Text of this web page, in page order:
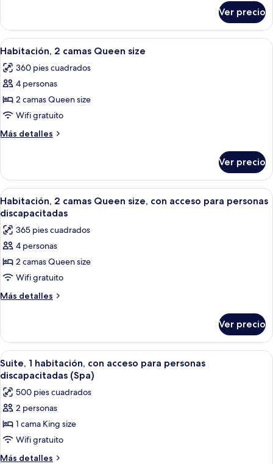
Queen
size
Premium,
camas
size
Ver precio
Abrir
todas
las
fotos
de
Habitación,
2
camas
size
Habitación de hotel con dos camas,
11
Habitación, 2 camas Queen size
360 pies cuadrados
4 personas
2 camas Queen size
Wifi gratuito
Más detalles
Más
2
camas
Queen
size
Ver precio
Abrir
todas
las
fotos
de
Habitación,
2
camas
con
acceso
para
personas
discapacitadas
Habitación de hotel con dos camas,
10
Habitación, 2 camas Queen size, con acceso para personas
discapacitadas
365 pies cuadrados
4 personas
2 camas Queen size
Wifi gratuito
Más detalles
Más
2
camas
Queen
size,
acceso
para
personas
discapacitadas
Ver precio
Abrir
todas
las
fotos
de
Suite,
1
habitación,
Una habitación de hotel compacta
9
Suite, 1 habitación, con acceso para personas
discapacitadas (Spa)
500 pies cuadrados
2 personas
1 cama King size
Wifi gratuito
Más detalles
Más